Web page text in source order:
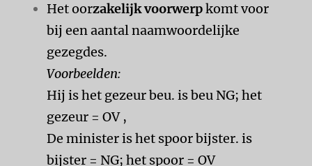
Het oorzakelijk voorwerpkomt voor
bij een aantal naamwoordelijke
gezegdes.
Voorbeelden:
Hij is het gezeur beu. is beu NG; het
gezeur = OV ,
De minister is het spoor bijster. is
bijster = NG; het spoor = OV